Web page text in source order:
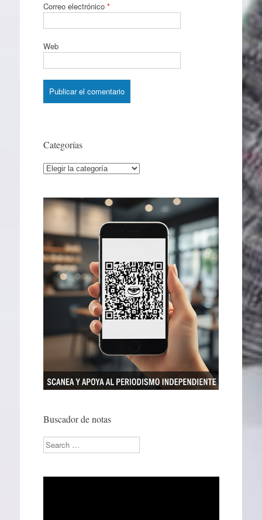
Correo electrónico *
Web
Categorías
Categorías
Buscador de notas
Search